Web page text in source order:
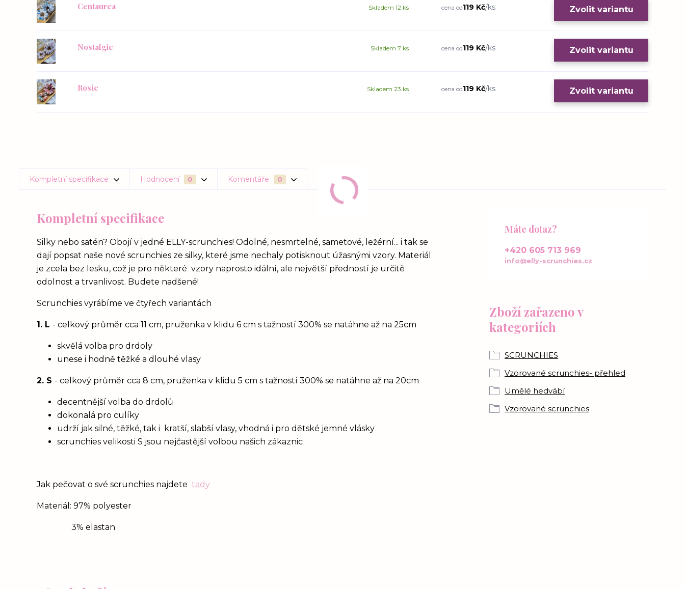
Centaurea cena od119 Kč/ks
Skladem 12 ks Zvolit variantu
Nostalgie cena od119 Kč/ks
Skladem 7 ks Zvolit variantu
Rosie cena od119 Kč/ks
Skladem 23 ks Zvolit variantu
Kompletní specifikace Hodnocení 0 Komentáře 0
Kompletní specifikace
Silky nebo satén? Obojí v jedné ELLY-scrunchies! Odolné, nesmrtelné, sametové, ležérní... i tak se
dají popsat naše nové scrunchies ze silky, které jsme nechaly potisknout úžasnými vzory. Materiál
je zcela bez lesku, což je pro některé vzory naprosto idální, ale největší předností je určitě
odolnost a trvanlivost. Budete nadšené!
Scrunchies vyrábíme ve čtyřech variantách
1. L - celkový průměr cca 11 cm, pruženka v klidu 6 cm s tažností 300% se natáhne až na 25cm
skvělá volba pro drdoly
unese i hodně těžké a dlouhé vlasy
2. S - celkový průměr cca 8 cm, pruženka v klidu 5 cm s tažností 300% se natáhne až na 20cm
decentnější volba do drdolů
dokonalá pro culíky
udrží jak silné, těžké, tak i kratší, slabší vlasy, vhodná i pro dětské jemné vlásky
scrunchies velikosti S jsou nejčastější volbou našich zákaznic
Jak pečovat o své scrunchies najdete tady
Materiál: 97% polyester
3% elastan
Zboží zařazeno v
kategoriích
SCRUNCHIES
Vzorované scrunchies- přehled
Umělé hedvábí
Vzorované scrunchies
Máte dotaz?
+420 605 713 969
info@elly-scrunchies.cz